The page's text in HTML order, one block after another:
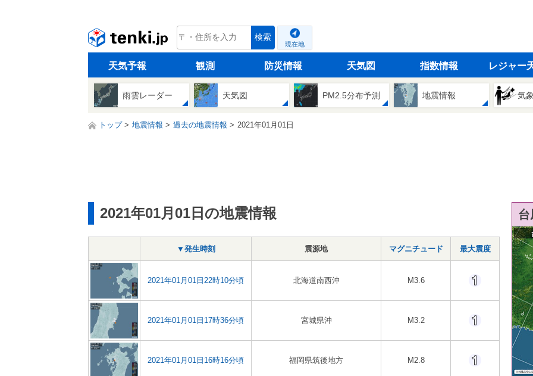
tenki.jp 検索
現在地
天気予報 観測 防災情報 天気図 指数情報 レジャー
雨雲レーダー 天気図 PM2.5分布予測 地震情報 気
トップ 地震情報 過去の地震情報 2021年01月01日
2021年01月01日の地震情報
▼発生時刻 震源地 マグニチュード 最大震度
2021年01月01日22時10分頃 北海道南西沖 M3.6
2021年01月01日17時36分頃 宮城県沖 M3.2
2021年01月01日16時16分頃 福岡県筑後地方 M2.8